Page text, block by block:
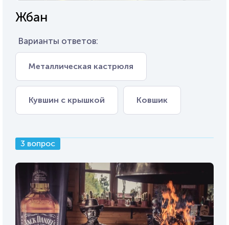
Жбан
Варианты ответов:
Металлическая кастрюля
Кувшин с крышкой Ковшик
3 вопрос